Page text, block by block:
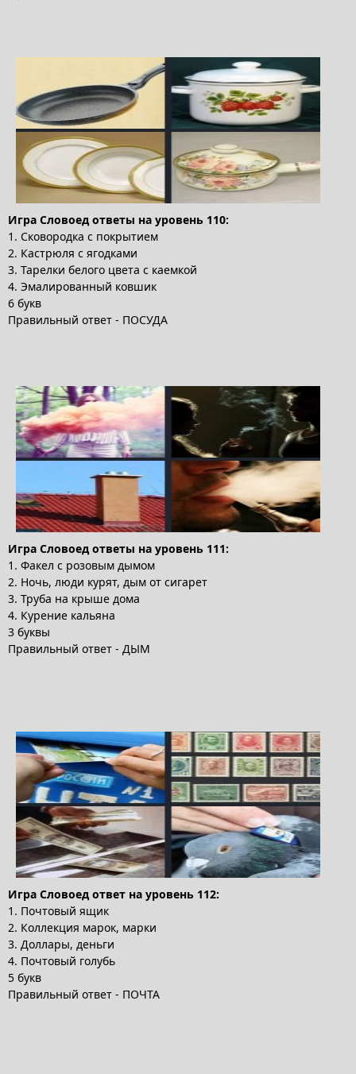
Игра Словоед ответы на уровень 110:
1. Сковородка с покрытием
2. Кастрюля с ягодками
3. Тарелки белого цвета с каемкой
4. Эмалированный ковшик
6 букв
Правильный ответ - ПОСУДА
Игра Словоед ответы на уровень 111:
1. Факел с розовым дымом
2. Ночь, люди курят, дым от сигарет
3. Труба на крыше дома
4. Курение кальяна
3 буквы
Правильный ответ - ДЫМ
Игра Словоед ответ на уровень 112:
1. Почтовый ящик
2. Коллекция марок, марки
3. Доллары, деньги
4. Почтовый голубь
5 букв
Правильный ответ - ПОЧТА